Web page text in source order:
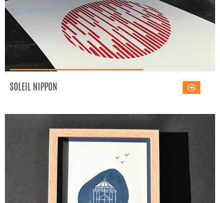
SOLEIL NIPPON
LE PHARE DU BOUT DU MONDE